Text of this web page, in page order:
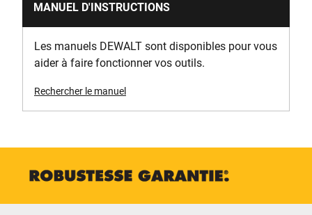
Poids (avec batterie) [Kg]
8.07
Poids (sans batterie) [g]
MANUEL D'INSTRUCTIONS
Les manuels DEWALT sont disponibles pour vous
aider à faire fonctionner vos outils.
Rechercher le manuel